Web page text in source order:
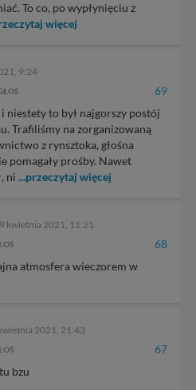
To co, po wypłynięciu z
więcej
9:24
69
niestety to był najgorszy postój
Trafiliśmy na zorganizowaną
z rynsztoka, głośna
pomagały prośby. Nawet
ni ...przeczytaj więcej
kwietnia 2021, 11:21
68
atmosfera wieczorem w
2021, 21:43
67
bzu